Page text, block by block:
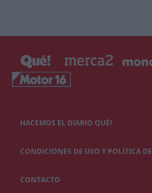
HACEMOS EL DIARIO QUÉ!
CONDICIONES DE USO Y POLÍTICA
CONTACTO